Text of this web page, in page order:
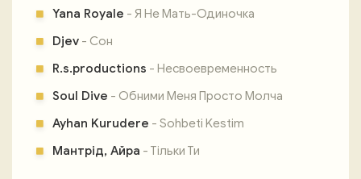
Yana Royale - Я Не Мать-Одиночка
Djev - Сон
R.s.productions - Несвоевременность
Soul Dive - Обними Меня Просто Молча
Ayhan Kurudere - Sohbeti Kestim
Мантрід, Айра - Тільки Ти